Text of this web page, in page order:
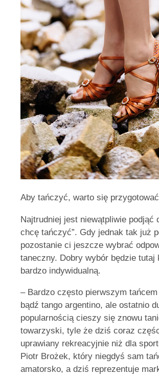
Aby tańczyć, warto się przygotować
Najtrudniej jest niewątpliwie podjąć
chcę tańczyć”. Gdy jednak tak już
pozostanie ci jeszcze wybrać
taneczny. Dobry wybór będzie tutaj
bardzo indywidualną.
– Bardzo często pierwszym
bądź tango argentino, ale ostatnio
popularnością cieszy się znowu
towarzyski, tyle że dziś coraz
uprawiany rekreacyjnie niż dla
Piotr Brożek, który niegdyś sam
amatorsko, a dziś reprezentuje